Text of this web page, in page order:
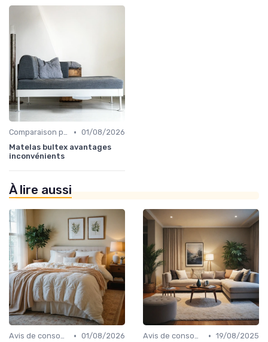
Comparaison par marque • 01/08/2026
Matelas bultex avantages
inconvénients
À lire aussi
Avis de consommateurs • 01/08/2026
Avis de consommateurs • 19/08/2025